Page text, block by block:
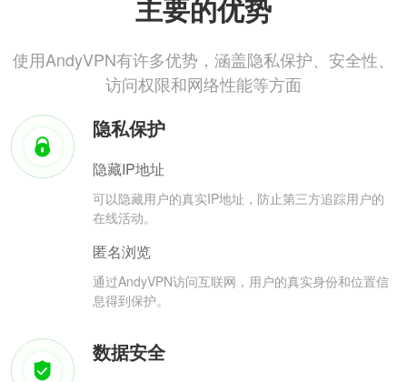
主要的优势
使用AndyVPN有许多优势，涵盖隐私保护、安全性、
访问权限和网络性能等方面
隐私保护
隐藏IP地址
可以隐藏用户的真实IP地址，防止第三方追踪用户的
在线活动。
匿名浏览
通过AndyVPN访问互联网，用户的真实身份和位置信
息得到保护。
数据安全